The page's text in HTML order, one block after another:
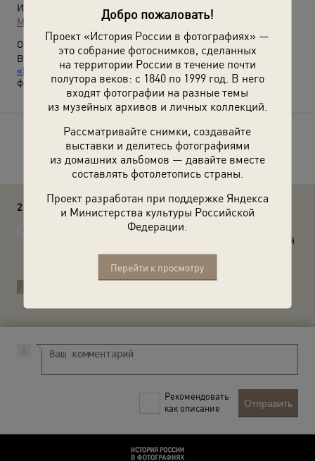
Добро пожаловать!
Проект «История России в фотографиях» —
это собрание фотоснимков, сделанных
на территории России в течение почти
полутора веков: с 1840 по 1999 год. В него
входят фотографии на разные темы
из музейных архивов и личных коллекций.
Рассматривайте снимки, создавайте
выставки и делитесь фотографиями
из домашних альбомов — давайте вместе
составлять фотолетопись страны.
Проект разработан при поддержке Яндекса
и Министерства культуры Российской
Федерации.
Перейти к просмотру
Источники:
МАММ / МДФ
О фотографии:
Выставка«Блокада Ленинграда»и видеовыставка
«Блокадный Ленинград. "Эстафета жизни"»с этой
фотографией.
Расскажите друзьям об этом фото
2 комментария
Я думаю, что это не разбор завалов, а сооружение огневой
точки. Современный адрес: Московский проспект, дом
История России в фотографиях
Рекомендовать
как описание
Отправить